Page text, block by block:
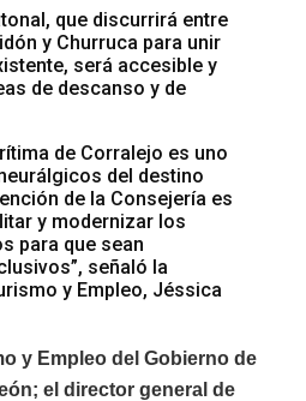
que discurrirá entre
y Churruca para unir
será accesible y
de descanso y de
de Corralejo es uno
del destino
de la Consejería es
y modernizar los
para que sean
señaló la
y Empleo, Jéssica
y Empleo del Gobierno de
el director general de